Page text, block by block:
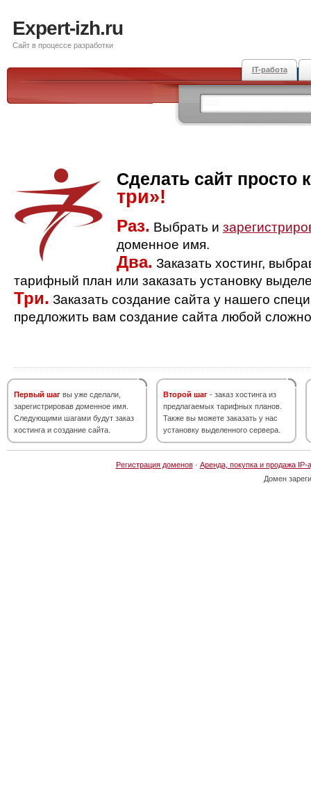
Expert-izh.ru
Сайт в процессе разработки
IT-работа
Сделать сайт просто
три»!
Раз. Выбрать и
доменное имя.
Два. Заказать хостинг,
тарифный план или заказать установку
Три. Заказать создание сайта у нашего
предложить вам создание сайта любой
Первый шаг вы уже сделали,
зарегистрировав доменное имя.
Следующими шагами будут заказ
хостинга и создание сайта.
Второй шаг - заказ хостинга из
предлагаемых тарифных планов.
Также вы можете заказать у нас
установку выделенного сервера.
Регистрация доменов· Аренда, покупка и продажа IP-
Домен